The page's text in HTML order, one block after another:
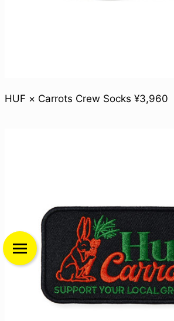
HUF × Carrots Crew Socks ¥3,960